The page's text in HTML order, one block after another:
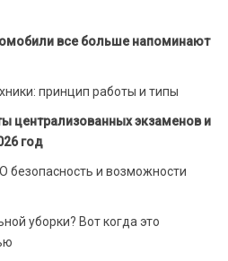
все больше напоминают
принцип работы и типы
централизованных экзаменов и
год
безопасность и возможности
уборки? Вот когда это